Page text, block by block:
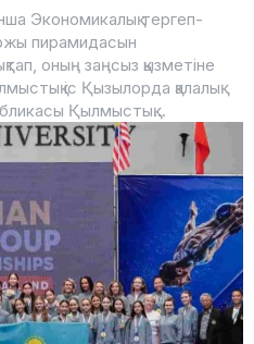
Экономикалық тергеп-
пирамидасын
оның заңсыз қызметіне
Қылмыстық...